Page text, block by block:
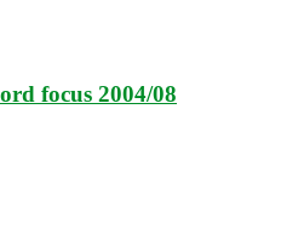
focus 2004/08